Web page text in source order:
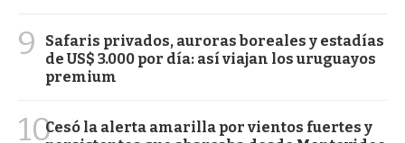
9
Safaris privados, auroras boreales y estadías
de US$ 3.000 por día: así viajan los uruguayos
premium
10Cesó la alerta amarilla por vientos fuertes y